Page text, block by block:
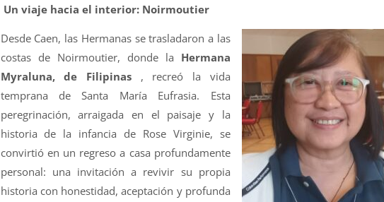
Un viaje hacia el interior: Noirmoutier
Desde Caen, las Hermanas se trasladaron a las
costas de Noirmoutier, donde la Hermana
Myraluna, de Filipinas, recreó la vida
temprana de Santa María Eufrasia. Esta
peregrinación, arraigada en el paisaje y la
historia de la infancia de Rose Virginie, se
convirtió en un regreso a casa profundamente
personal: una invitación a revivir su propia
historia con honestidad, aceptación y profunda